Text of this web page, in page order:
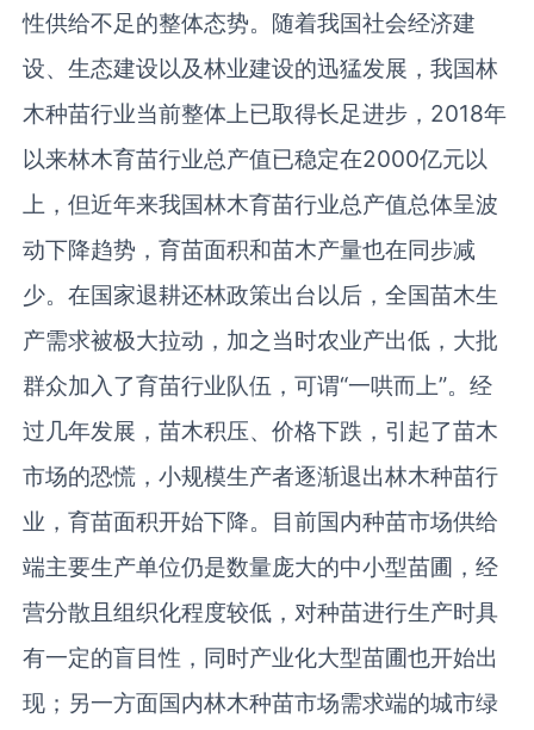
性供给不足的整体态势。随着我国社会经济建
设、生态建设以及林业建设的迅猛发展，我国林
木种苗行业当前整体上已取得长足进步，2018年
以来林木育苗行业总产值已稳定在2000亿元以
上，但近年来我国林木育苗行业总产值总体呈波
动下降趋势，育苗面积和苗木产量也在同步减
少。在国家退耕还林政策出台以后，全国苗木生
产需求被极大拉动，加之当时农业产出低，大批
群众加入了育苗行业队伍，可谓“一哄而上”。经
过几年发展，苗木积压、价格下跌，引起了苗木
市场的恐慌，小规模生产者逐渐退出林木种苗行
业，育苗面积开始下降。目前国内种苗市场供给
端主要生产单位仍是数量庞大的中小型苗圃，经
营分散且组织化程度较低，对种苗进行生产时具
有一定的盲目性，同时产业化大型苗圃也开始出
现；另一方面国内林木种苗市场需求端的城市绿